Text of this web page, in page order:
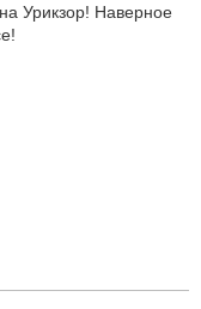
Урикзор! Наверное